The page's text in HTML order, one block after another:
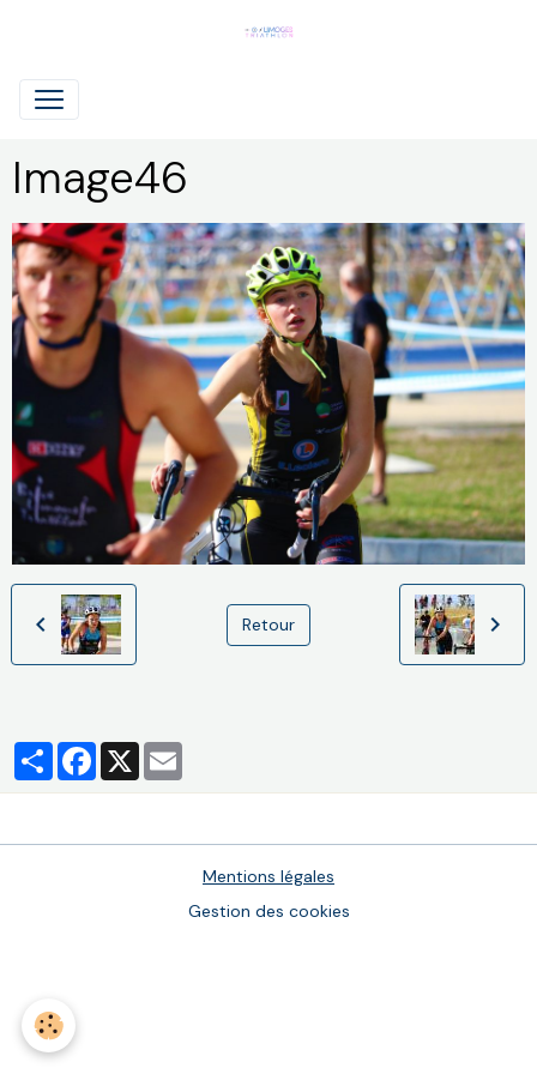
Image46
Retour
PartagerFacebook
X
Mentions légales
Gestion des cookies